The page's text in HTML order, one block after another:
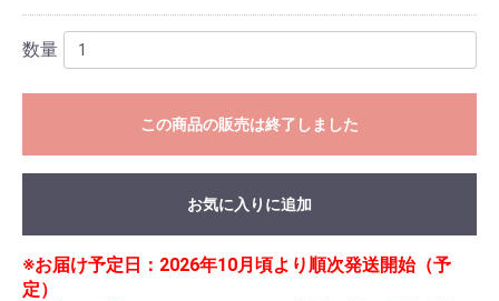
数量
この商品の販売は終了しました
お気に入りに追加
※お届け予定日：2026年10月頃より順次発送開始（予
定）